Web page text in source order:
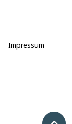
Impressum